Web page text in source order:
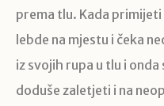
prema tlu. Kada
lebde na mjestu i čeka
iz svojih rupa u tlu i onda
doduše zaletjeti i na